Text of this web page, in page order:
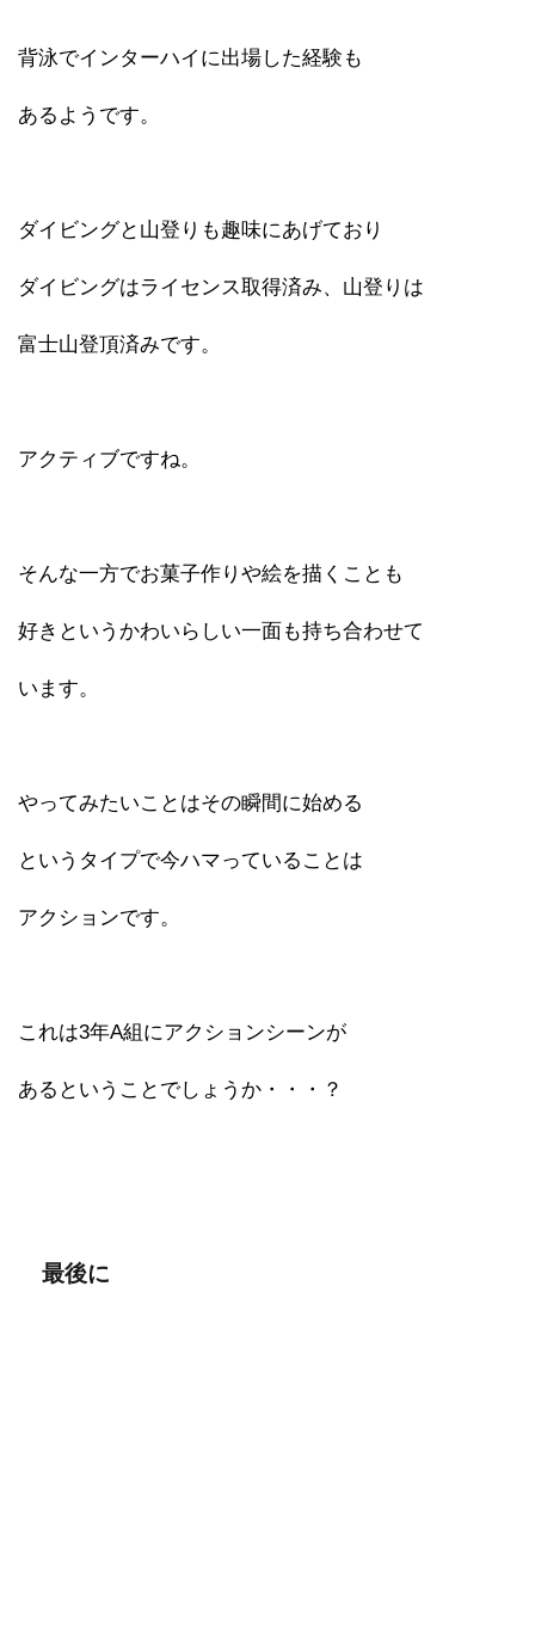
背泳でインターハイに出場した経験も
あるようです。
ダイビングと山登りも趣味にあげており
ダイビングはライセンス取得済み、山登りは
富士山登頂済みです。
アクティブですね。
そんな一方でお菓子作りや絵を描くことも
好きというかわいらしい一面も持ち合わせて
います。
やってみたいことはその瞬間に始める
というタイプで今ハマっていることは
アクションです。
これは3年A組にアクションシーンが
あるということでしょうか・・・？
最後に